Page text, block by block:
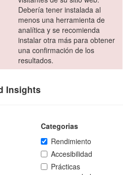
Debería tener instalada al
menos una herramienta de
analítica y se recomienda
instalar otra más para obtener
una confirmación de los
resultados.
Insights
Categorias
Rendimiento
Accesibilidad
Prácticas